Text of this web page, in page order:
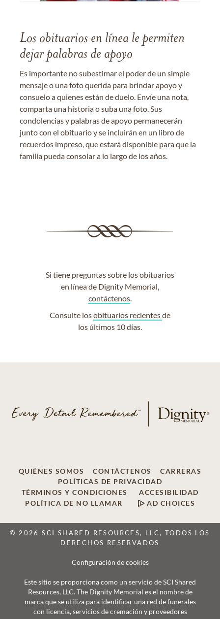
Los obituarios en línea le permiten
dejar palabras de apoyo
Es importante no subestimar el poder de un simple
mensaje o una foto querida para brindar apoyo y
consuelo a quienes están de duelo. Envíe una nota,
comparta una historia o suba una foto. Sus
condolencias y palabras de apoyo permanecerán
junto con el obituario y se incluirán en un libro de
recuerdos impreso, que estará disponible para que la
familia pueda consolar a lo largo de los años.
Si tiene preguntas sobre los obituarios
en línea de Dignity Memorial,
contáctenos.
Consulte losobituarios recientesde
los últimos 10 días.
QUIÉNES SOMOS CONTÁCTENOS
CARRERAS
POLÍTICAS DE PRIVACIDAD
TÉRMINOS Y CONDICIONES
ACCESIBILIDAD
POLÍTICA DE NO LLAMAR
AD CHOICES
© 2026 SCI SHARED RESOURCES, LLC, TODOS LOS
DERECHOS RESERVADOS
Configuración de cookies
Este sitio se proporciona como un servicio de SCI Shared
Resources, LLC. The Dignity Memorial es el nombre de
marca que se utiliza para identificar una red de funerales
con licencia, servicios de cremación y proveedores